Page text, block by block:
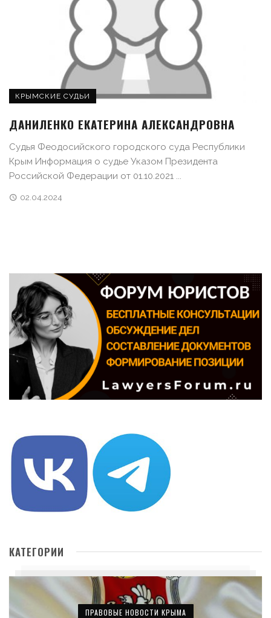
КРЫМСКИЕ СУДЬИ
ДАНИЛЕНКО ЕКАТЕРИНА АЛЕКСАНДРОВНА
Судья Феодосийского городского суда Республики
Крым Информация о судье Указом Президента
Российской Федерации от 01.10.2021 ...
02.04.2024
КАТЕГОРИИ
ПРАВОВЫЕ НОВОСТИ КРЫМА